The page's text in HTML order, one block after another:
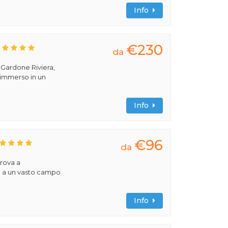
Info
Riviera,
in un
da €230
Info
a
un vasto campo
da €96
Info